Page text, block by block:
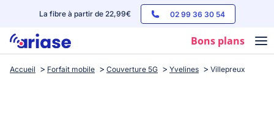
La fibre à partir de 22,99€ 02 99 36 30 54
Bons plans
Box internet
Accueil Forfait mobile Couverture 5G Yvelines Villepreux